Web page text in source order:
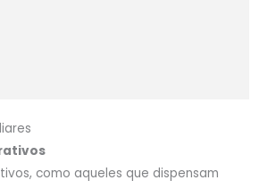
como aqueles que dispensam